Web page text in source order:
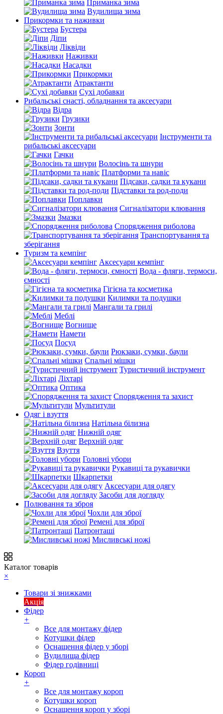
Приманка зима
Вудилища зима
Прикормки та наживки
Бустера
Діпи
Ліквіди
Наживки
Насадки
Прикормки
Атрактанти
Сухі добавки
Рибальські снасті, обладнання та аксесуари
Відра
Грузики
Зонти
Інструменти та
рибальські аксесуари
Гачки
Волосінь та шнури
Платформи та навіс
Підсаки, садки та кукани
Підставки та род-поди
Поплавки
Сигналізатори клювання
Змазки
Спорядження риболова
Транспортування та
зберігання
Туризм та кемпінг
Аксесуари кемпінг
Вода - фляги, термоси,
ємності
Гігієна та косметика
Килимки та подушки
Мангали та грилі
Меблі
Вогнище
Намети
Посуд
Рюкзаки, сумки, баули
Спальні мішки
Туристичний інструмент
Ліхтарі
Оптика
Спорядження та захист
Мультитули
Одяг і взуття
Натільна білизна
Нижній одяг
Верхній одяг
Взуття
Головні убори
Рукавиці та рукавички
Шкарпетки
Аксесуари для одягу
Засоби для догляду
Полювання та зброя
Чохли для зброї
Ремені для зброї
Патронташі
Мисливські ножі
Каталог товарів
×
Товари зі знижками
Акція
Фідер
+
Все для монтажу фідер
Котушки фідер
Оснащення фідер у зборі
Вудилища фідер
Фідер годівниці
Короп
+
Все для монтажу короп
Котушки короп
Оснащення короп у зборі